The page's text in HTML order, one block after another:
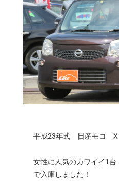
平成23年式 日産モコ X
女性に人気のカワイイ1
で入庫しました！